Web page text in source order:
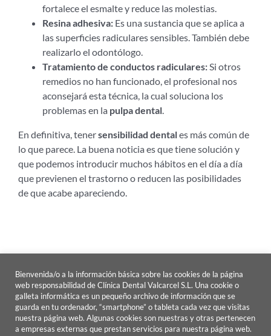
fortalece el esmalte y reduce las molestias.
Resina adhesiva: Es una sustancia que se aplica a
las superficies radiculares sensibles. También debe
realizarlo el odontólogo.
Tratamiento de conductos radiculares: Si otros
remedios no han funcionado, el profesional nos
aconsejará esta técnica, la cual soluciona los
problemas en la pulpa dental
En definitiva, tenersensibilidad dentales más común de
lo que parece. La buena noticia es que tiene solución y
que podemos introducir muchos hábitos en el día a día
que previenen el trastorno o reducen las posibilidades
de que acabe apareciendo.
Copyright | Clínica dental Valcarcel | Todos los derechos reservados
Bienvenida/o a la información básica sobre las cookies de la página
web responsabilidad de Clínica Dental Valcarcel S.L. Una cookie o
galleta informática es un pequeño archivo de información que se
guarda en tu ordenador, “smartphone” o tableta cada vez que visitas
nuestra página web. Algunas cookies son nuestras y otras pertenecen
a empresas externas que prestan servicios para nuestra página web.